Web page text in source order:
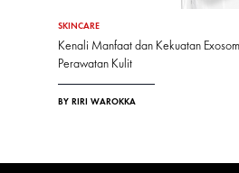
SKINCARE
Kenali Manfaat dan Kekuatan
Perawatan Kulit
BY RIRI WAROKKA